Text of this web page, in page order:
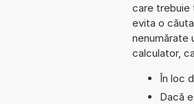
care trebuie
evita o
nenumărate
calculator,
În loc
Dacă